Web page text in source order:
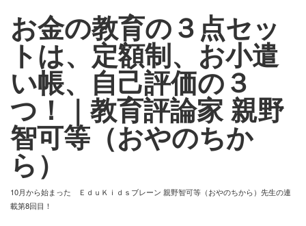
TAGSヘルプ
利用規約
プライバシーポリシー
お問い合わせ
お金の教育の３点セッ
トは、定額制、お小遣
い帳、自己評価の３
つ！｜教育評論家 親野
智可等（おやのちか
ら）
10月から始まった ＥｄｕＫｉｄｓブレーン 親野智可等（おやのちから）先生の連
載第8回目！